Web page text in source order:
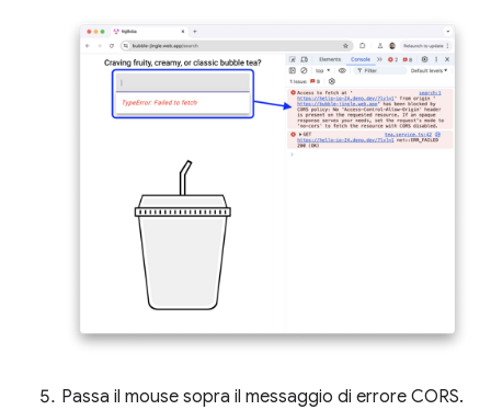
Passa il mouse sopra il messaggio di errore CORS.